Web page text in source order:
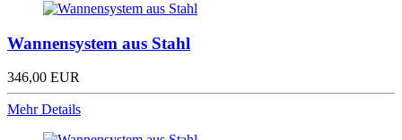
Wannensystem aus Stahl
346,00 EUR
Mehr Details